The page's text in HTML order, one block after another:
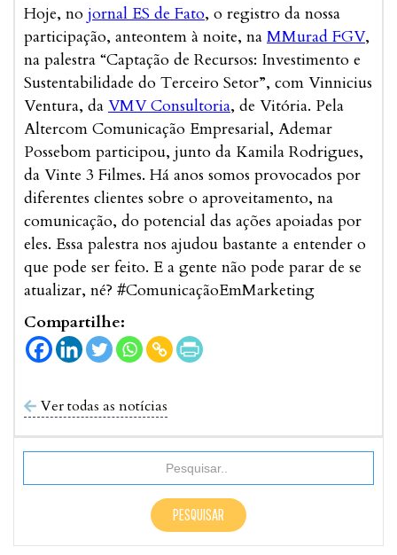
Hoje, no jornal ES de Fato, o registro da nossa
participação, anteontem à noite, na MMurad FGV,
na palestra “Captação de Recursos: Investimento e
Sustentabilidade do Terceiro Setor”, com Vinnicius
Ventura, da VMV Consultoria, de Vitória. Pela
Altercom Comunicação Empresarial, Ademar
Possebom participou, junto da Kamila Rodrigues,
da Vinte 3 Filmes. Há anos somos provocados por
diferentes clientes sobre o aproveitamento, na
comunicação, do potencial das ações apoiadas por
eles. Essa palestra nos ajudou bastante a entender o
que pode ser feito. E a gente não pode parar de se
atualizar, né? #ComunicaçãoEmMarketing
Compartilhe:
 Ver todas as notícias